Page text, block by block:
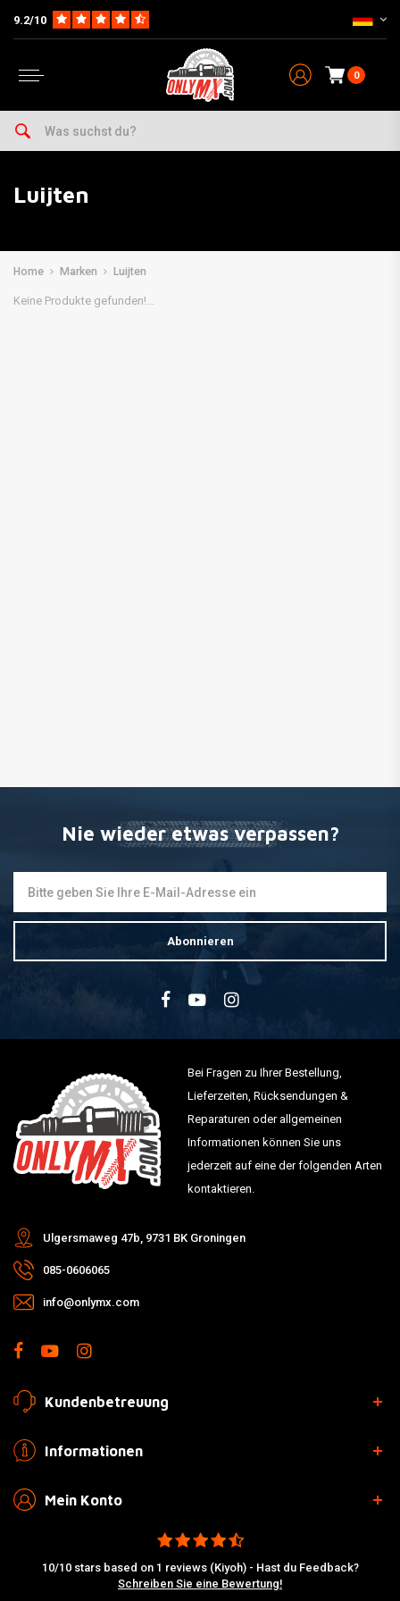
9.2/10
0
Luijten
Home Marken Luijten
Keine Produkte gefunden!...
Nie wieder etwas verpassen?
Abonnieren
Bei Fragen zu Ihrer Bestellung,
Lieferzeiten, Rücksendungen &
Reparaturen oder allgemeinen
Informationen können Sie uns
jederzeit auf eine der folgenden Arten
kontaktieren.
Ulgersmaweg 47b, 9731 BK Groningen
085-0606065
info@onlymx.com
Kundenbetreuung
Informationen
Mein Konto
10/10 stars based on 1 reviews (Kiyoh) - Hast du Feedback?
Schreiben Sie eine Bewertung!